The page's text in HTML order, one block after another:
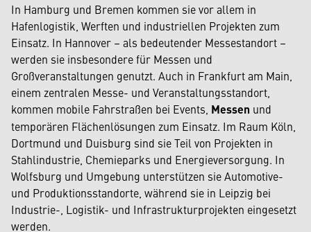
In Hamburg und Bremen kommen sie vor allem in
Hafenlogistik, Werften und industriellen Projekten zum
Einsatz. In Hannover – als bedeutender Messestandort –
werden sie insbesondere für Messen und
Großveranstaltungen genutzt. Auch in Frankfurt am Main,
einem zentralen Messe- und Veranstaltungsstandort,
kommen mobile Fahrstraßen bei Events, Messen und
temporären Flächenlösungen zum Einsatz. Im Raum Köln,
Dortmund und Duisburg sind sie Teil von Projekten in
Stahlindustrie, Chemieparks und Energieversorgung. In
Wolfsburg und Umgebung unterstützen sie Automotive-
und Produktionsstandorte, während sie in Leipzig bei
Industrie-, Logistik- und Infrastrukturprojekten eingesetzt
werden.